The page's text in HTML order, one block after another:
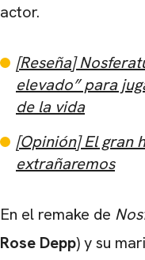
actor.
[Reseña]
elevado” para
de la vida
[Opinión] El gran
extrañaremos
En el remake de
Rose Depp) y su